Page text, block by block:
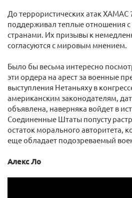
До террористических атак ХАМАС
поддерживал теплые отношения
странами. Их призывы к
согласуются с мировым мнением.
Было бы весьма интересно
эти ордера на арест за военные
выступления Нетаньяху в
американским законодателям,
объявлена, наверняка войдет в
Соединенные Штаты попусту
остаток морального авторитета,
еще обладает подозреваемый
Алекс Ло